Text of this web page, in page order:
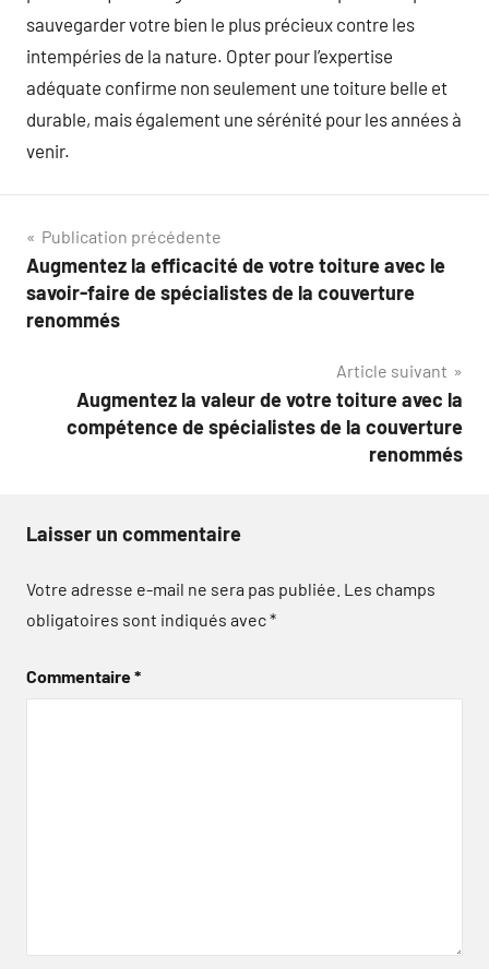
sauvegarder votre bien le plus précieux contre les
intempéries de la nature. Opter pour l’expertise
adéquate confirme non seulement une toiture belle et
durable, mais également une sérénité pour les années à
venir.
Navigation
de
l’article
Publication précédente
Augmentez la efficacité de votre toiture avec le
savoir-faire de spécialistes de la couverture
renommés
Article suivant
Augmentez la valeur de votre toiture avec la
compétence de spécialistes de la couverture
renommés
Laisser un commentaire
Votre adresse e-mail ne sera pas publiée. Les champs
obligatoires sont indiqués avec*
Commentaire*